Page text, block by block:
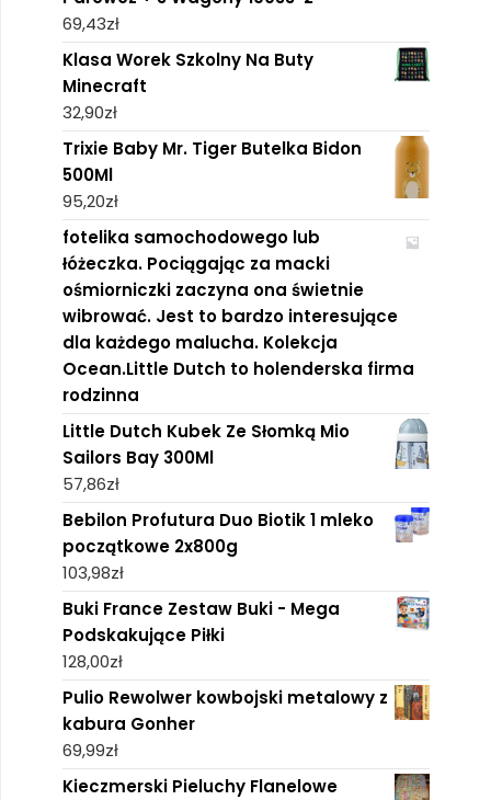
69,43zł
Klasa Worek Szkolny Na Buty
Minecraft
32,90zł
Trixie Baby Mr. Tiger Butelka Bidon
500Ml
95,20zł
fotelika samochodowego lub
łóżeczka. Pociągając za macki
ośmiorniczki zaczyna ona świetnie
wibrować. Jest to bardzo interesujące
dla każdego malucha. Kolekcja
Ocean.Little Dutch to holenderska firma
rodzinna
Little Dutch Kubek Ze Słomką Mio
Sailors Bay 300Ml
57,86zł
Bebilon Profutura Duo Biotik 1 mleko
początkowe 2x800g
103,98zł
Buki France Zestaw Buki - Mega
Podskakujące Piłki
128,00zł
Pulio Rewolwer kowbojski metalowy z
kabura Gonher
69,99zł
Kieczmerski Pieluchy Flanelowe